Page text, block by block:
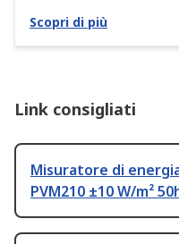
Scopri di più
Link consigliati
Misuratore di
PVM210 ±10 W/m²